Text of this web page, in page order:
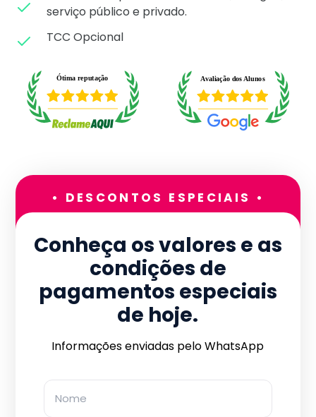
serviço público e privado.
TCC Opcional
• DESCONTOS ESPECIAIS •
Conheça os valores e as
condições de
pagamentos especiais
de hoje.
Informações enviadas pelo WhatsApp